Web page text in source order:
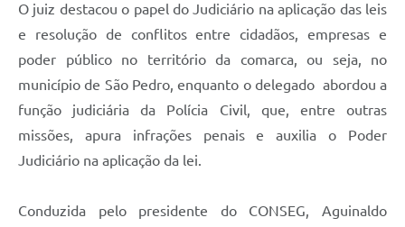
O juiz destacou o papel do Judiciário na aplicação das leis
e resolução de conflitos entre cidadãos, empresas e
poder público no território da comarca, ou seja, no
município de São Pedro, enquanto o delegado abordou a
função judiciária da Polícia Civil, que, entre outras
missões, apura infrações penais e auxilia o Poder
Judiciário na aplicação da lei.
Conduzida pelo presidente do CONSEG, Aguinaldo